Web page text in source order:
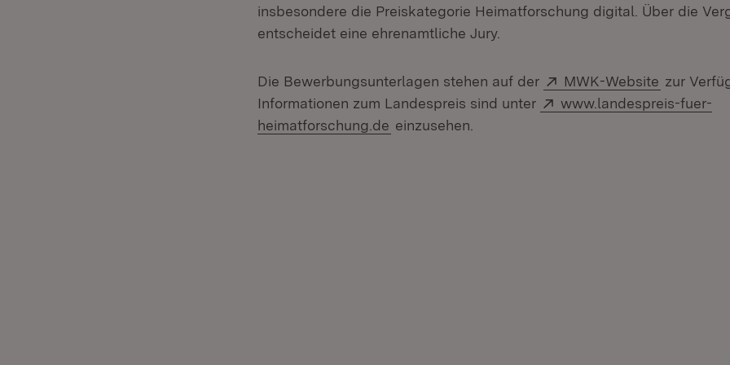
insbesondere die Preiskategorie Heimatforschung digital. Über die
entscheidet eine ehrenamtliche Jury.
Die Bewerbungsunterlagen stehen auf der Extern:
MWK-Website (Öffnet in
zur
Informationen zum Landespreis sind unter
Extern:
www.landespreis-fuer-
heimatforschung.de (Öffnet in neuem Fenster)
einzusehen.